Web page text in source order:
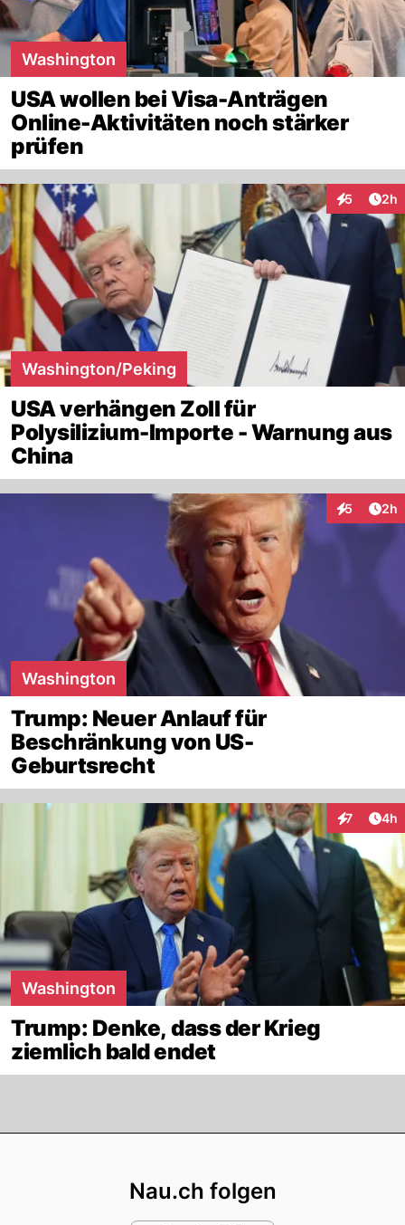
Washington
USA wollen bei Visa-Anträgen
Online-Aktivitäten noch stärker
prüfen
5 2h
Washington/Peking
USA verhängen Zoll für
Polysilizium-Importe - Warnung aus
China
5 2h
Washington
Trump: Neuer Anlauf für
Beschränkung von US-
Geburtsrecht
7 4h
Washington
Trump: Denke, dass der Krieg
ziemlich bald endet
Nau.ch folgen